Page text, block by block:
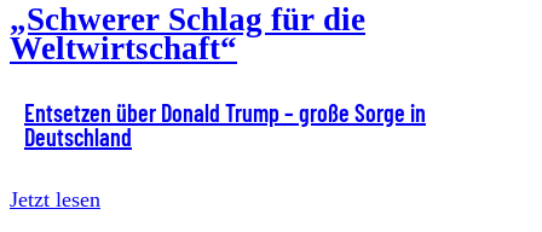
„Schwerer Schlag für die
Weltwirtschaft“
Entsetzen über Donald Trump – große Sorge in
Deutschland
Jetzt lesen